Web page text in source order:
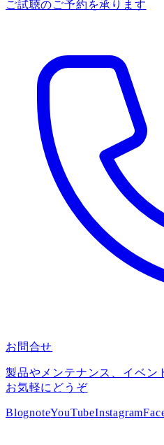
ご試聴のご予約を承ります
お問合せ
製品やメンテナンス、イベン
お気軽にどうぞ
BlognoteYouTubeInstagram